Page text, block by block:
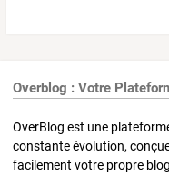
Overblog : Votre
OverBlog est une
constante évolution,
facilement votre propre